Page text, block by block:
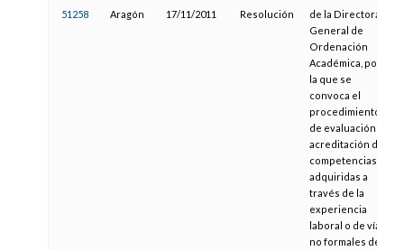
51258 Aragón 17/11/2011 Resolución
de la Directora
General de
Ordenación
Académica, por
la que se
convoca el
procedimiento
de evaluación y
acreditación de
competencias
adquiridas a
través de la
experiencia
laboral o de vías
no formales de